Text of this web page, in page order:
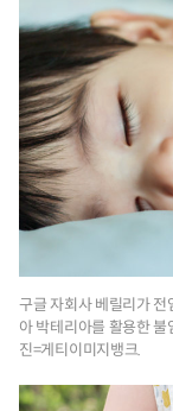
구글 자회사 베릴리가
아 박테리아를 활용한
진=게티이미지뱅크.